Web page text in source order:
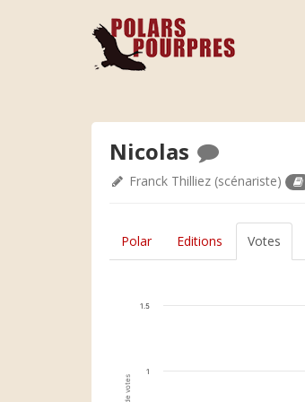
Nicolas
Franck Thilliez (scénariste)
Polar Editions Votes
1
1.5